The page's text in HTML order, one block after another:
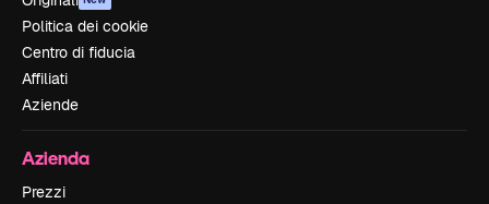
Politica dei cookie
Centro di fiducia
Affiliati
Aziende
Azienda
Prezzi